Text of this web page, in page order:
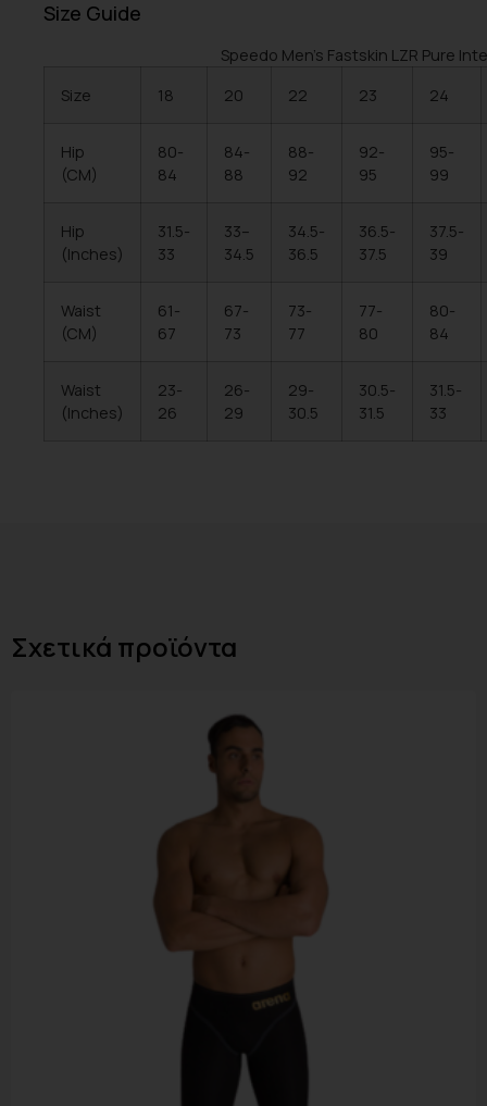
Size Guide
Speedo Men’s Fastskin LZR Pure
Size
18 20 22 23 24
Hip
(CM)
80-
84
84-
88
88-
92
92-
95
95-
99
Hip
(Inches)
31.5-
33
33–
34.5
34.5-
36.5
36.5-
37.5
37.5-
39
Waist
(CM)
61-
67
67-
73
73-
77
77-
80
80-
84
Waist
(Inches)
23-
26
26-
29
29-
30.5
30.5-
31.5
31.5-
33
Σχετικά προϊόντα